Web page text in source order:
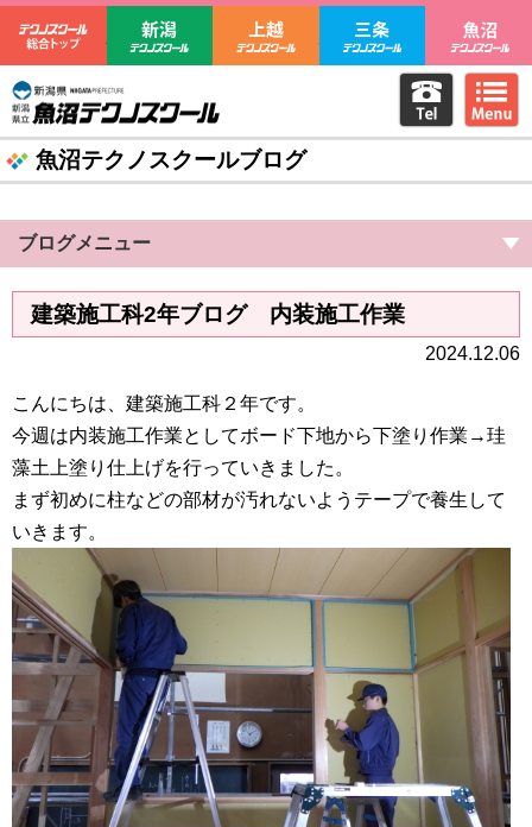
テクノスクール総合トップ
新潟テクノスクール上越テクノスクール
三条テクノ
新潟県立魚沼テクノスクール 電話を
魚沼テクノスクールブログ
ブログメニュー
建築施工科2年ブログ 内装施工作業
2024.12.06
こんにちは、建築施工科２年です。
今週は内装施工作業としてボード下地から下塗り作業→珪
藻土上塗り仕上げを行っていきました。
まず初めに柱などの部材が汚れないようテープで養生して
いきます。